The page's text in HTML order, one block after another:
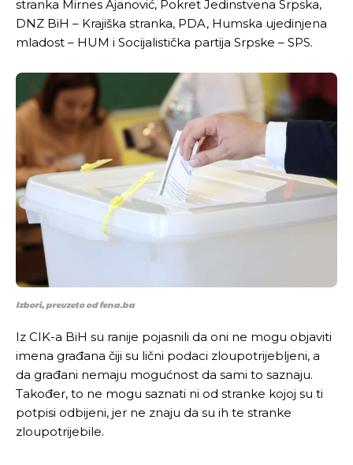
Pusti priču da živi!
Ovim putem želimo da vam se zahvalimo što ste
odlučili da pustite Vašu priču da živi, Redakcija
Objavi.ba
Pusti priču da živi!
Ovim putem želimo da vam se zahvalimo što ste
odlučili da pustite Vašu priču da živi, Redakcija
Objavi.ba
stranka Mirnes Ajanović, Pokret Jedinstvena Srpska,
DNZ BiH – Krajiška stranka, PDA, Humska ujedinjena
mladost – HUM i Socijalistička partija Srpske – SPS.
Izbori, preuzeto od fena.ba
Iz CIK-a BiH su ranije pojasnili da oni ne mogu objaviti
imena građana čiji su lični podaci zloupotrijebljeni, a
da građani nemaju mogućnost da sami to saznaju.
Također, to ne mogu saznati ni od stranke kojoj su ti
potpisi odbijeni, jer ne znaju da su ih te stranke
zloupotrijebile.